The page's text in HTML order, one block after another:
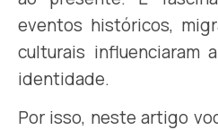
eventos históricos,
culturais influenciaram
identidade.
Por isso, neste artigo